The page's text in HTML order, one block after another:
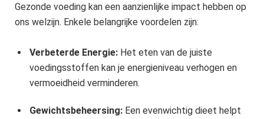
Gezonde voeding kan een aanzienlijke impact hebben op
ons welzijn. Enkele belangrijke voordelen zijn:
Verbeterde Energie: Het eten van de juiste
voedingsstoffen kan je energieniveau verhogen en
vermoeidheid verminderen.
Gewichtsbeheersing: Een evenwichtig dieet helpt